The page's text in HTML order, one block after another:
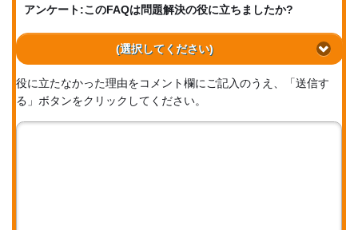
アンケート:このFAQは問題解決の役に立ちましたか?
(選択してください)
役に立たなかった理由をコメント欄にご記入のうえ、「送信す
る」ボタンをクリックしてください。